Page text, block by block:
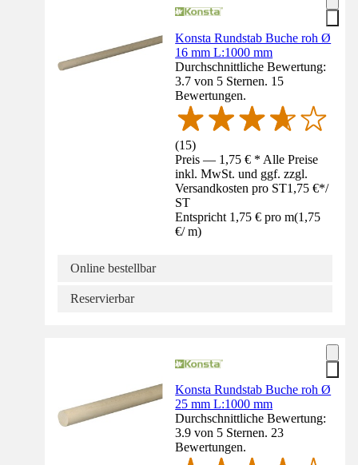
Konsta Rundstab Buche roh Ø
16 mm L:1000 mm
Durchschnittliche Bewertung:
3.7 von 5 Sternen. 15
Bewertungen.
(15)
Preis — 1,75 € * Alle Preise
inkl. MwSt. und ggf. zzgl.
Versandkosten pro ST1,75 €*/
ST
Entspricht 1,75 € pro m(1,75
€/ m)
Online bestellbar
Reservierbar
Konsta Rundstab Buche roh Ø
25 mm L:1000 mm
Durchschnittliche Bewertung:
3.9 von 5 Sternen. 23
Bewertungen.